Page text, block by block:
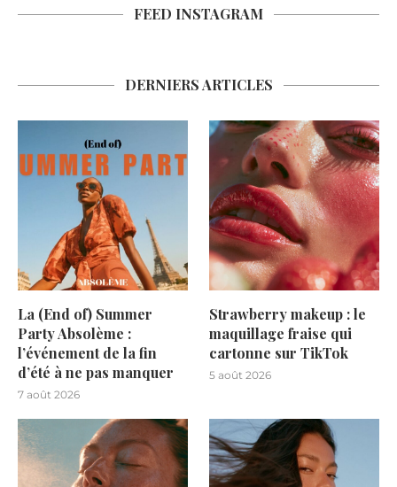
FEED INSTAGRAM
DERNIERS ARTICLES
La (End of) Summer
Party Absolème :
l’événement de la fin
d’été à ne pas manquer
7 août 2026
Strawberry makeup : le
maquillage fraise qui
cartonne sur TikTok
5 août 2026